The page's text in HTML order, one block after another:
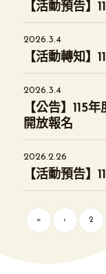
【活動預告】
2026.3.4
【活動轉知】
2026.3.4
【公告】115
開放報名
2026.2.26
【活動預告】
« ‹ 2